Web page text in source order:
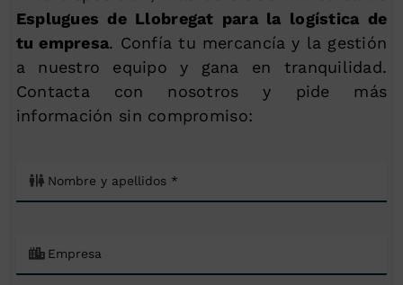
Esplugues de Llobregat para la logística de
tu empresa. Confía tu mercancía y la gestión
a nuestro equipo y gana en tranquilidad.
Contacta con nosotros y pide más
información sin compromiso: